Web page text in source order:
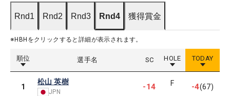
Rnd1 Rnd2 Rnd3 Rnd4 獲得賞金
※HBHをクリックすると詳細が表示されます。
順位 選手名 SC HOLE TODAY
1
松山 英樹
JPN
-14 F -4(67)